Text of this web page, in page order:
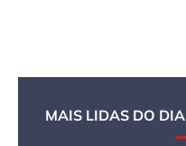
MAIS LIDAS DO DIA